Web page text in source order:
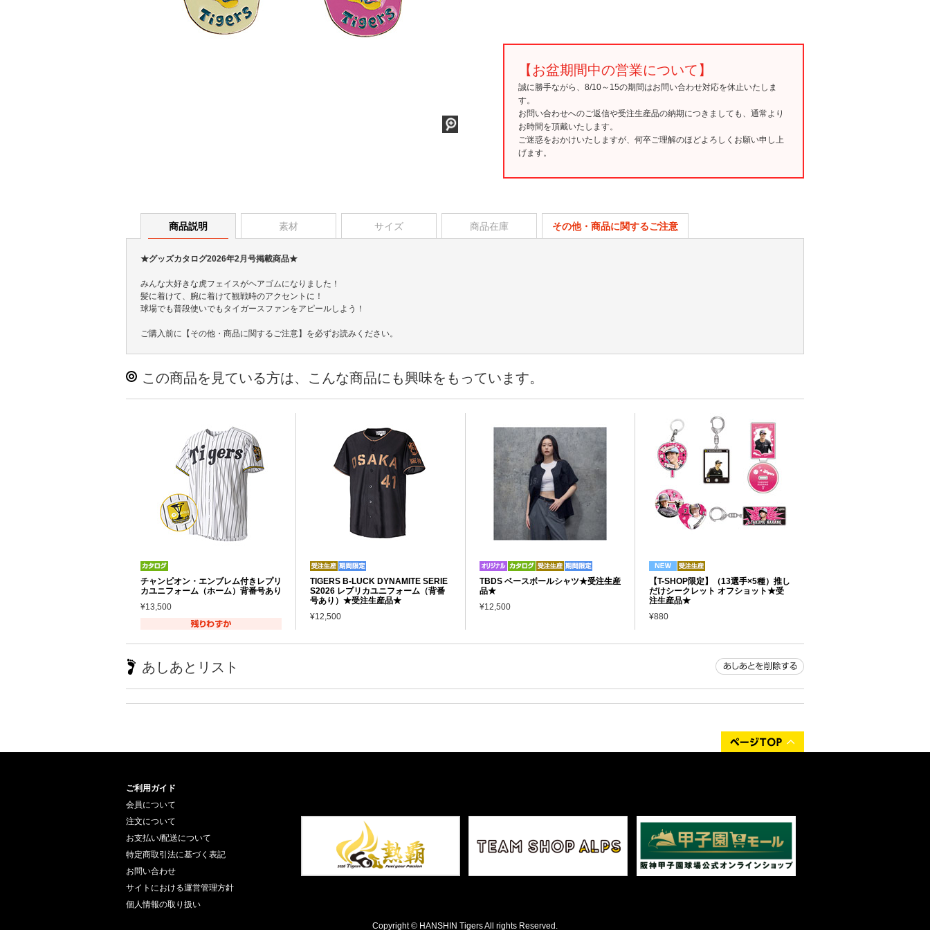
【お盆期間中の営業について】
誠に勝手ながら、8/10～15の期間はお問い合わせ対応を休止いたしま
す。
お問い合わせへのご返信や受注生産品の納期につきましても、通常より
お時間を頂戴いたします。
ご迷惑をおかけいたしますが、何卒ご理解のほどよろしくお願い申し上
げます。
商品説明 素材 サイズ 商品在庫 その他・商品に関するご注意
★グッズカタログ2026年2月号掲載商品★
みんな大好きな虎フェイスがヘアゴムになりました！
髪に着けて、腕に着けて観戦時のアクセントに！
球場でも普段使いでもタイガースファンをアピールしよう！
ご購入前に【その他・商品に関するご注意】を必ずお読みください。
この商品を見ている方は、こんな商品にも興味をもっています。
チャンピオン・エンブレム付きレプリ
カユニフォーム（ホーム）背番号あり
¥13,500
TIGERS B-LUCK DYNAMITE SERIE
S2026 レプリカユニフォーム（背番
号あり）★受注生産品★
¥12,500
TBDS ベースボールシャツ★受注生産
品★
¥12,500
【T-SHOP限定】（13選手×5種）推し
だけシークレット オフショット★受
注生産品★
¥880
あしあとリスト
ご利用ガイド
会員について
注文について
お支払い/配送について
特定商取引法に基づく表記
お問い合わせ
サイトにおける運営管理方針
個人情報の取り扱い
Copyright © HANSHIN Tigers All rights Reserved.